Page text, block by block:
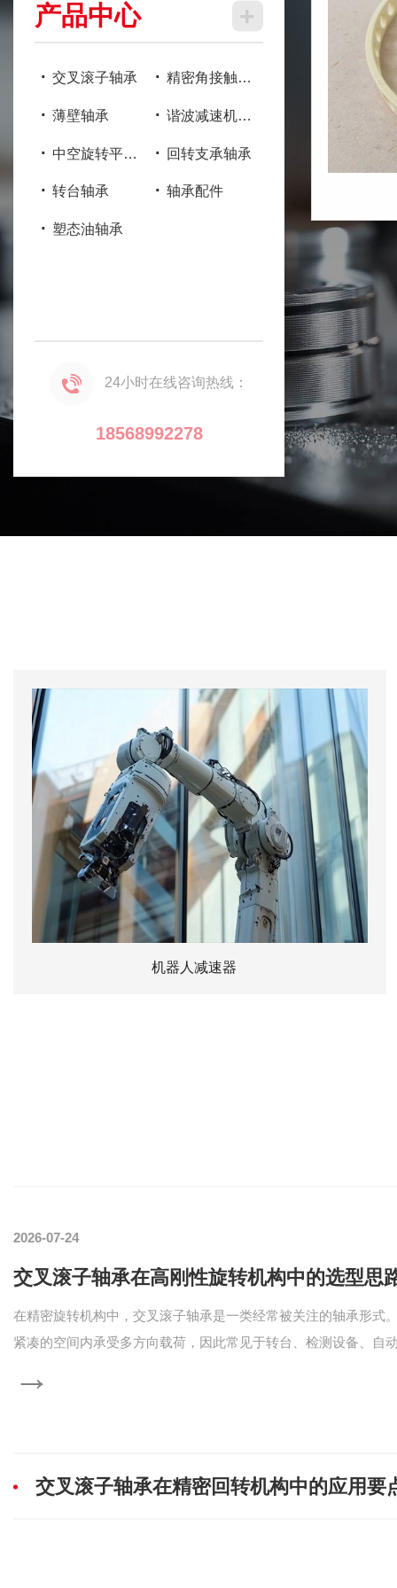
产品中心 +
· 交叉滚子轴承 · 精密角接触球
· 薄壁轴承 · 谐波减速机轴
· 中空旋转平台
· 回转支承轴承
· 转台轴承 · 轴承配件
· 塑态油轴承
24小时在线咨询热线：
18568992278
机器人减速器
2026-07-24
交叉滚子轴承在高刚性旋转机构中的选型思
在精密旋转机构中，交叉滚子轴承是一类经常被关注的轴承形式
紧凑的空间内承受多方向载荷，因此常见于转台、检测设备、自
→
交叉滚子轴承在精密回转机构中的应用要